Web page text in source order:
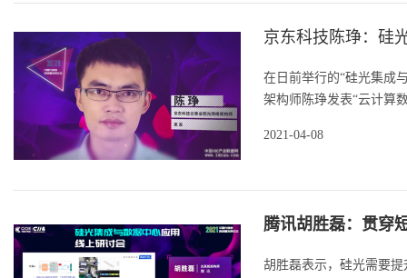
京东科技陈琤：硅
在日前举行的“硅光集成
架构师陈琤发表“云计算
2021-04-08
腾讯胡胜磊：贯穿
胡胜磊表示，硅光需要